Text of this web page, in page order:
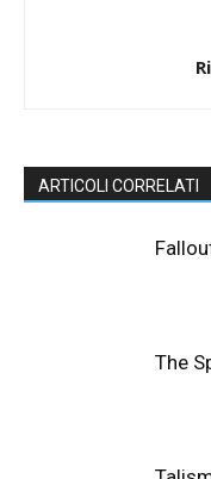
ARTICOLI CORRELATI
The